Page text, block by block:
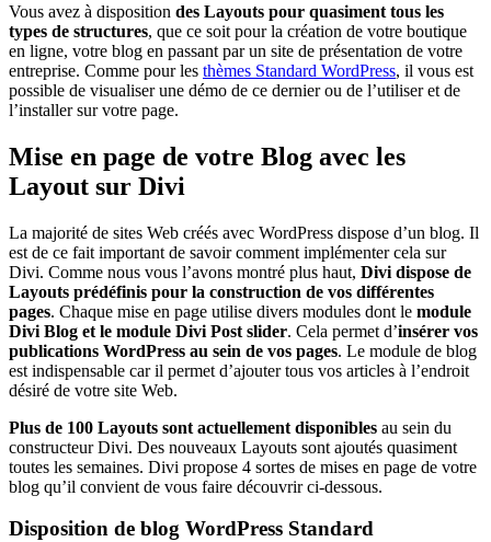
Vous avez à disposition des Layouts pour quasiment tous les
types de structures, que ce soit pour la création de votre boutique
en ligne, votre blog en passant par un site de présentation de votre
entreprise. Comme pour les thèmes Standard WordPress, il vous est
possible de visualiser une démo de ce dernier ou de l’utiliser et de
l’installer sur votre page.
Mise en page de votre Blog avec les
Layout sur Divi
La majorité de sites Web créés avec WordPress dispose d’un blog. Il
est de ce fait important de savoir comment implémenter cela sur
Divi. Comme nous vous l’avons montré plus haut, Divi dispose de
Layouts prédéfinis pour la construction de vos différentes
pages. Chaque mise en page utilise divers modules dont le module
Divi Blog et le module Divi Post slider. Cela permet d’insérer vos
publications WordPress au sein de vos pages. Le module de blog
est indispensable car il permet d’ajouter tous vos articles à l’endroit
désiré de votre site Web.
Plus de 100 Layouts sont actuellement disponibles au sein du
constructeur Divi. Des nouveaux Layouts sont ajoutés quasiment
toutes les semaines. Divi propose 4 sortes de mises en page de votre
blog qu’il convient de vous faire découvrir ci-dessous.
Disposition de blog WordPress Standard